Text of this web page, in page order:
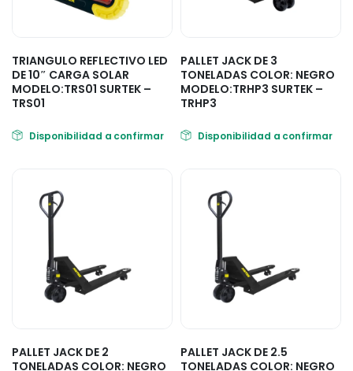
TRIANGULO REFLECTIVO LED
DE 10″ CARGA SOLAR
MODELO:TRS01 SURTEK –
TRS01
Disponibilidad a confirmar
PALLET JACK DE 3
TONELADAS COLOR: NEGRO
MODELO:TRHP3 SURTEK –
TRHP3
Disponibilidad a confirmar
PALLET JACK DE 2
TONELADAS COLOR: NEGRO
PALLET JACK DE 2.5
TONELADAS COLOR: NEGRO